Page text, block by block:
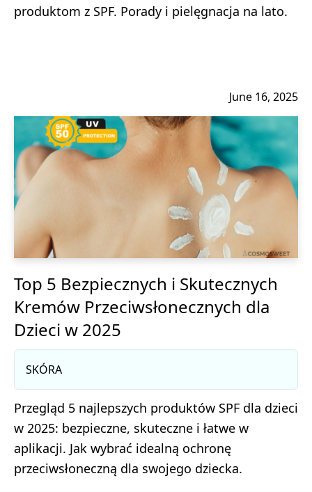
produktom z SPF. Porady i pielęgnacja na lato.
June 16, 2025
Top 5 Bezpiecznych i Skutecznych
Kremów Przeciwsłonecznych dla
Dzieci w 2025
SKÓRA
Przegląd 5 najlepszych produktów SPF dla dzieci
w 2025: bezpieczne, skuteczne i łatwe w
aplikacji. Jak wybrać idealną ochronę
przeciwsłoneczną dla swojego dziecka.